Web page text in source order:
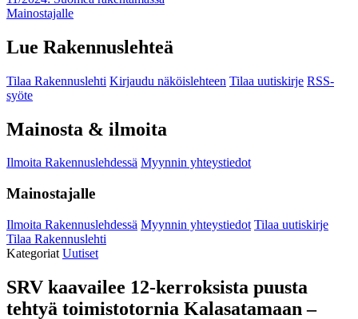
Mainostajalle
Lue Rakennuslehteä
Tilaa Rakennuslehti Kirjaudu näköislehteen Tilaa uutiskirje RSS-
syöte
Mainosta & ilmoita
Ilmoita Rakennuslehdessä Myynnin yhteystiedot
Mainostajalle
Ilmoita Rakennuslehdessä Myynnin yhteystiedot Tilaa uutiskirje
Tilaa Rakennuslehti
Kategoriat Uutiset
SRV kaavailee 12-kerroksista puusta
tehtyä toimistotornia Kalasatamaan –